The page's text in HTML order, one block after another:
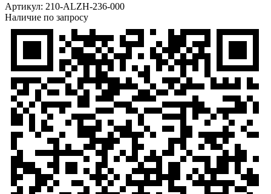
Артикул: 210-ALZH-236-000
Наличие по запросу